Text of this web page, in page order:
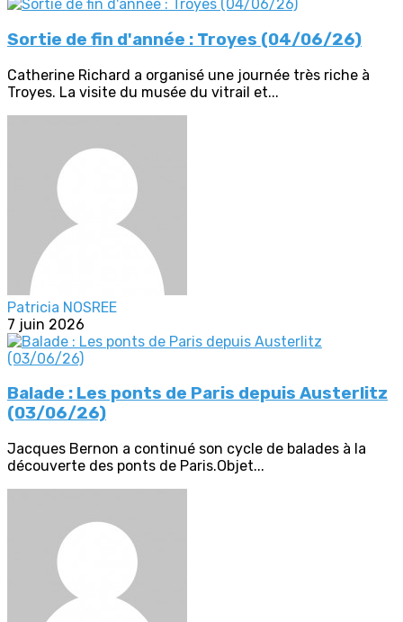
Sortie de fin d'année : Troyes (04/06/26)
Catherine Richard a organisé une journée très riche à
Troyes. La visite du musée du vitrail et...
Patricia NOSREE
7 juin 2026
Balade : Les ponts de Paris depuis Austerlitz
(03/06/26)
Jacques Bernon a continué son cycle de balades à la
découverte des ponts de Paris.Objet...